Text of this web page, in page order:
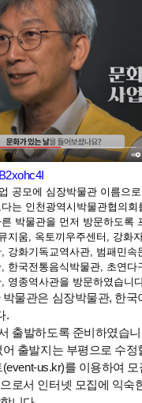
공모에 심장박물관 이름으
는 인천광역시박물관협의회
박물관을 먼저 방문하도록
지움, 옥토끼우주센터, 강화
강화기독교역사관, 범패민속
한국전통음식박물관, 초연다
영종역사관을 방문하였습니
물관은 심장박물관, 한국
.
출발하도록 준비하였습
출발지는 부평으로 수정
us.kr)를 이용하여
로서 인터넷 모집에 익숙